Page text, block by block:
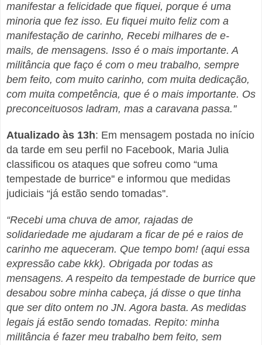
manifestar a felicidade que fiquei, porque é uma
minoria que fez isso. Eu fiquei muito feliz com a
manifestação de carinho, Recebi milhares de e-
mails, de mensagens. Isso é o mais importante. A
militância que faço é com o meu trabalho, sempre
bem feito, com muito carinho, com muita dedicação,
com muita competência, que é o mais importante. Os
preconceituosos ladram, mas a caravana passa.''
Atualizado às 13h: Em mensagem postada no início
da tarde em seu perfil no Facebook, Maria Julia
classificou os ataques que sofreu como “uma
tempestade de burrice'' e informou que medidas
judiciais “já estão sendo tomadas''.
“Recebi uma chuva de amor, rajadas de
solidariedade me ajudaram a ficar de pé e raios de
carinho me aqueceram. Que tempo bom! (aqui essa
expressão cabe kkk). Obrigada por todas as
mensagens. A respeito da tempestade de burrice que
desabou sobre minha cabeça, já disse o que tinha
que ser dito ontem no JN. Agora basta. As medidas
legais já estão sendo tomadas. Repito: minha
militância é fazer meu trabalho bem feito, sem